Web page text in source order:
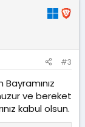
#3
ve bereket
kabul olsun.